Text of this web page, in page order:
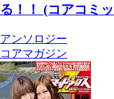
る！！ (コアコミ
アンソロジー
コアマガジン